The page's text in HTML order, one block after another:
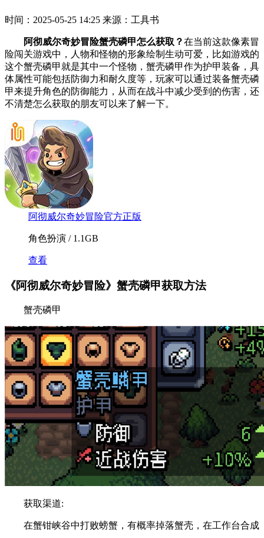
时间：2025-05-25 14:25 来源：工具书
阿彻威尔奇妙冒险蟹壳磷甲怎么获取？在当前这款像素冒
险闯关游戏中，人物和怪物的形象绘制生动可爱，比如游戏的
这个蟹壳磷甲就是其中一个怪物，蟹壳磷甲作为护甲装备，具
体属性可能包括防御力和耐久度等，玩家可以通过装备蟹壳磷
甲来提升角色的防御能力，从而在战斗中减少受到的伤害‌，还
不清楚怎么获取的朋友可以来了解一下。
阿彻威尔奇妙冒险官方正版
角色扮演 / 1.1GB
查看
《阿彻威尔奇妙冒险》蟹壳磷甲获取方法
蟹壳磷甲
获取渠道:
在蟹钳峡谷中打败螃蟹，有概率掉落蟹壳，在工作台合成